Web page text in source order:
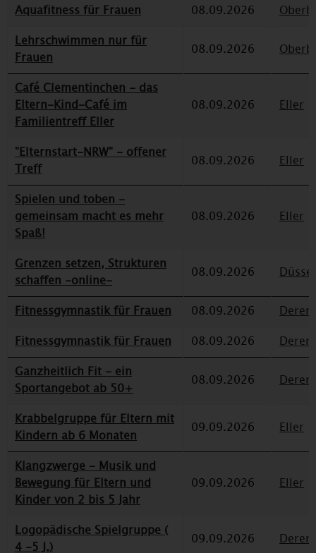
Aquafitness für Frauen
08.09.2026
Lehrschwimmen nur für
Frauen
08.09.2026
Café Clementinchen - das
Eltern-Kind-Café im
Familientreff Eller
08.09.2026 Eller
"Elternstart-NRW" - offener
Treff
08.09.2026 Eller
Spielen und toben -
gemeinsam macht es mehr
Spaß!
08.09.2026 Eller
Grenzen setzen, Strukturen
schaffen -online-
08.09.2026
Fitnessgymnastik für Frauen 08.09.2026
Fitnessgymnastik für Frauen
08.09.2026
Ganzheitlich Fit - ein
Sportangebot ab 50+
08.09.2026
Krabbelgruppe für Eltern mit
Kindern ab 6 Monaten
09.09.2026 Eller
Klangzwerge - Musik und
Bewegung für Eltern und
Kinder von 2 bis 5 Jahr
09.09.2026 Eller
Logopädische Spielgruppe (
4 -5 J.)
09.09.2026